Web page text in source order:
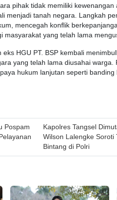
pihak tidak memiliki
menjadi tanah negara. Langkah
mencegah konflik
masyarakat yang telah lama
HGU PT. BSP kembali
yang telah lama diusahai warga.
hukum lanjutan seperti banding
Pospam
Kapolres Tangsel
Wilson Lalengke Soroti
Bintang di Polri